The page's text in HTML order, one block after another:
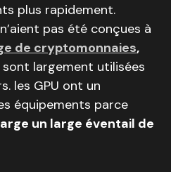
plus rapidement.
pas été conçues à
de cryptomonnaies,
largement utilisées
les GPU ont un
équipements parce
un large éventail de